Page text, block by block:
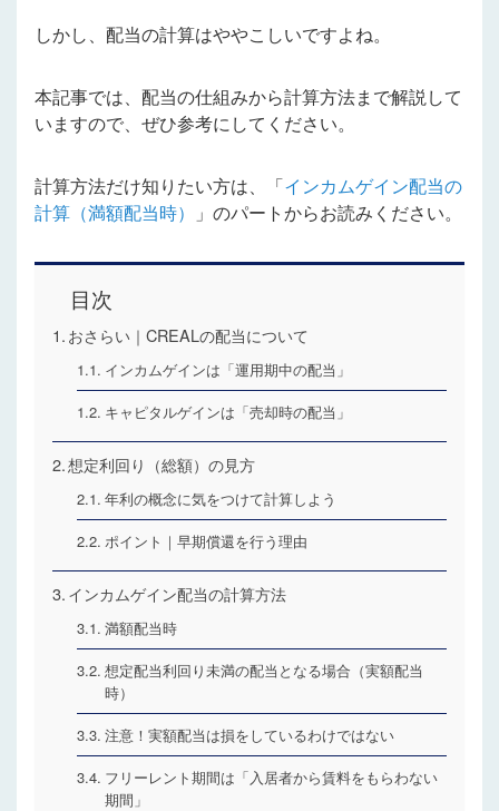
しかし、配当の計算はややこしいですよね。
本記事では、配当の仕組みから計算方法まで解説して
いますので、ぜひ参考にしてください。
計算方法だけ知りたい方は、「インカムゲイン配当の
計算（満額配当時）
」のパートからお読みください。
目次
おさらい｜CREALの配当について
インカムゲインは「運用期中の配当」
キャピタルゲインは「売却時の配当」
想定利回り（総額）の見方
年利の概念に気をつけて計算しよう
ポイント｜早期償還を行う理由
インカムゲイン配当の計算方法
満額配当時
想定配当利回り未満の配当となる場合（実額配当
時）
注意！実額配当は損をしているわけではない
フリーレント期間は「入居者から賃料をもらわない
期間」